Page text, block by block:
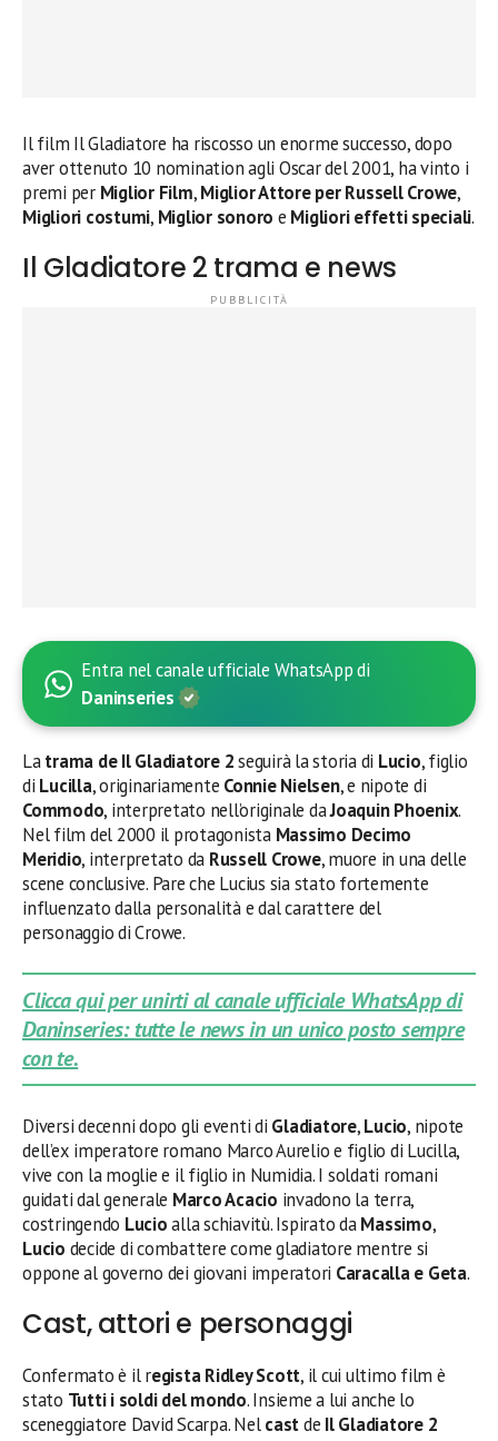
Il film Il Gladiatore ha riscosso un enorme successo, dopo
aver ottenuto 10 nomination agli Oscar del 2001, ha vinto i
premi per Miglior Film,Miglior Attore per Russell Crowe,
Migliori costumi, Miglior sonoro e Migliori effetti speciali.
Il Gladiatore 2 trama e news
Entra nel canale ufficiale WhatsApp di
Daninseries
Latrama de Il Gladiatore 2seguirà la storia di Lucio, figlio
di Lucilla, originariamente Connie Nielsen, e nipote di
Commodo, interpretato nell’originale daJoaquin Phoenix.
Nel film del 2000 il protagonista Massimo Decimo
Meridio, interpretato da Russell Crowe, muore in una delle
scene conclusive. Pare che Lucius sia stato fortemente
influenzato dalla personalità e dal carattere del
personaggio di Crowe.
Clicca qui per unirti al canale ufficiale WhatsApp di
Daninseries: tutte le news in un unico posto sempre
con te.
Diversi decenni dopo gli eventi di Gladiatore,Lucio, nipote
dell’ex imperatore romano Marco Aurelio e figlio di Lucilla,
vive con la moglie e il figlio in Numidia. I soldati romani
guidati dal generale Marco Acacio invadono la terra,
costringendo Lucioalla schiavitù. Ispirato daMassimo,
Lucio decide di combattere come gladiatore mentre si
oppone al governo dei giovani imperatori Caracalla e Geta.
Cast, attori e personaggi
Confermato è il regista Ridley Scott, il cui ultimo film è
stato Tutti i soldi del mondo. Insieme a lui anche lo
sceneggiatore David Scarpa. Nelcastde Il Gladiatore 2